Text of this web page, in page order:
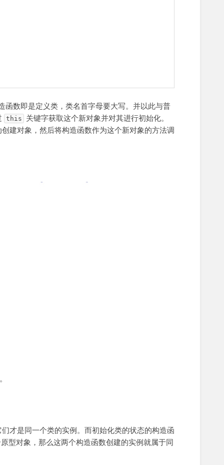
函数即是定义类，类名首字母要大写。并以此与普
this
关键字获取这个新对象并对其进行初始化。
建对象，然后将构造函数作为这个新对象的方法调
才是同一个类的实例。而初始化类的状态的构造函
型对象，那么这两个构造函数创建的实例就属于同